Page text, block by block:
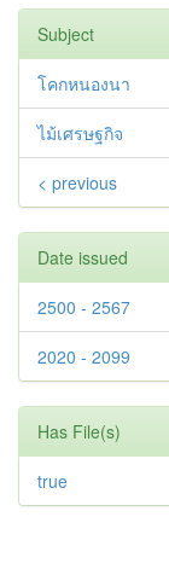
Subject
โคกหนองนา
ไม้เศรษฐกิจ
< previous
Date issued
2500 - 2567
2020 - 2099
Has File(s)
true